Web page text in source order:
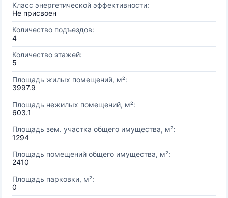
Класс энергетической эффективности:
Не присвоен
Количество подъездов:
4
Количество этажей:
5
Площадь жилых помещений, м²:
3997.9
Площадь нежилых помещений, м²:
603.1
Площадь зем. участка общего имущества, м²:
1294
Площадь помещений общего имущества, м²:
2410
Площадь парковки, м²:
0